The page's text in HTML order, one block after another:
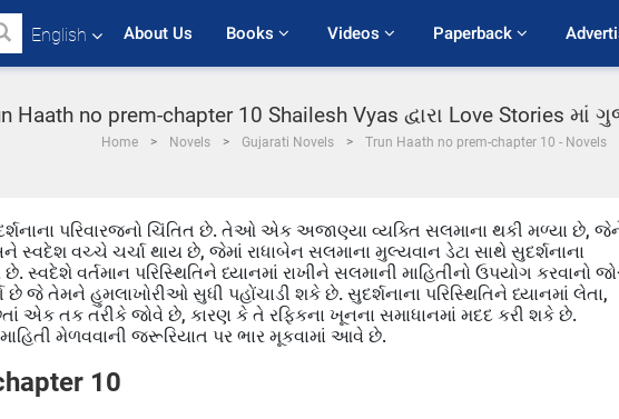
English About Us Books Videos Paperback
Haath no prem-chapter 10 Shailesh Vyas દ્વારા Love Stories માં
Home Novels Gujarati Novels Trun Haath no prem-chapter 10 - Novels
પરિવારજનો ચિંતિત છે. તેઓ એક અજાણ્યા વ્યક્તિ સલમાના થકી મળ્યા છે,
સ્વદેશ વચ્ચે ચર્ચા થાય છે, જેમાં રાધાબેન સલમાના મુલ્યવાન ડેટા સાથે સુદર્શનાના
વર્તમાન પરિસ્થિતિને ધ્યાનમાં રાખીને સલમાની માહિતીનો ઉપયોગ કરવાનો
જે તેમને હુમલાખોરીઓ સુધી પહોંચાડી શકે છે. સુદર્શનાના પરિસ્થિતિને ધ્યાનમાં લેતા,
એક તક તરીકે જોવે છે, કારણ કે તે રફિકના ખૂનના સમાધાનમાં મદદ કરી શકે છે.
મેળવવાની જરૂરિયાત પર ભાર મૂકવામાં આવે છે.
10